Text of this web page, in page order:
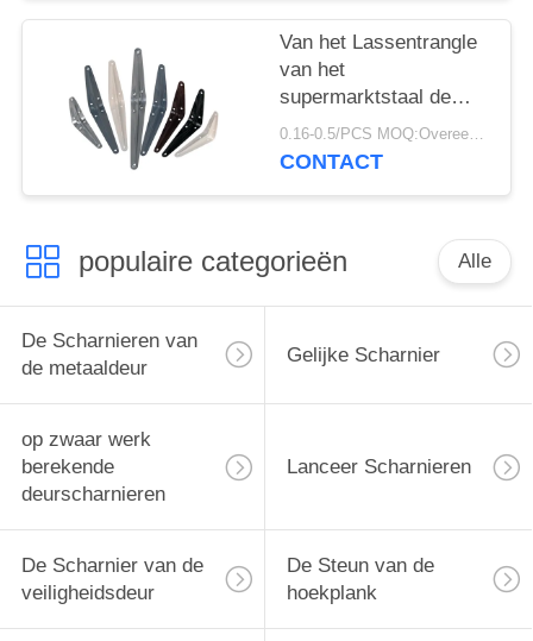
Van het Lassentrangle
van het
supermarktstaal de
Steun van de de
Hoekplank 0.7mm -
0.16-0.5/PCS MOQ:Overeen te komen
CONTACT
populaire categorieën Alle
De Scharnieren van
de metaaldeur
Gelijke Scharnier
op zwaar werk
berekende
deurscharnieren
Lanceer Scharnieren
De Scharnier van de
veiligheidsdeur
De Steun van de
hoekplank